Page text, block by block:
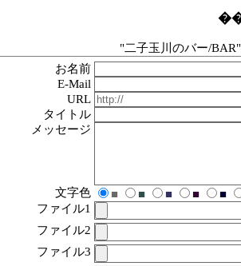
"二子玉川のバー/
お名前
E-Mail
URL
タイトル
メッセージ
文字色 ■ ■ ■ ■ ■
ファイル1
ファイル2
ファイル3